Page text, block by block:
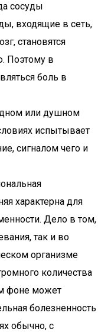
сосуды
входящие в сеть,
становятся
Поэтому в
боль в
или душном
испытывает
сигналом чего и
характерна для
Дело в том,
так и во
организме
количества
фоне может
болезненность
обычно, с